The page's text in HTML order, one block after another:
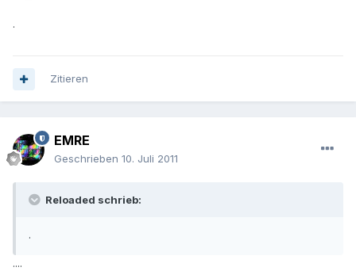
.
Zitieren
EMRE
Geschrieben 10. Juli 2011
Reloaded schrieb:
.
....